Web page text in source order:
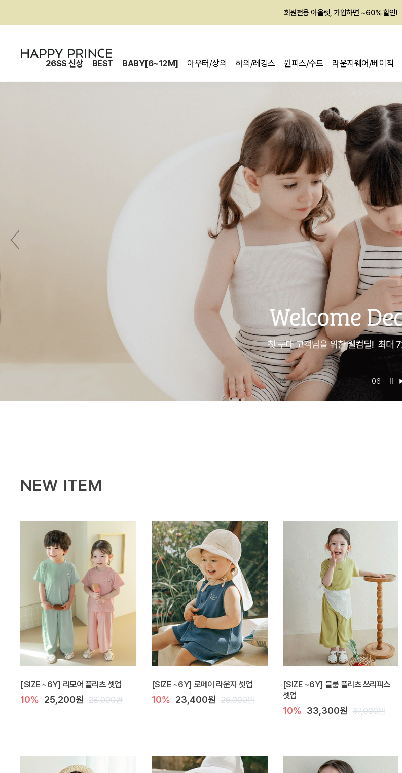
멤버십 최대 28,000원 혜택
26SS 신상 BEST BABY[6~12M] 아우터/상의 하의/레깅스 원피스/수트 라운지웨어/베이직
05 06
NEW ITEM
[SIZE ~6Y] 리모어 플리츠 셋업
10% 25,200원 28,000원
[SIZE ~6Y] 로메이 라운지 셋업
10% 23,400원 26,000원
[SIZE ~6Y] 블룸 플리츠 쓰리피스
셋업
10% 33,300원 37,000원